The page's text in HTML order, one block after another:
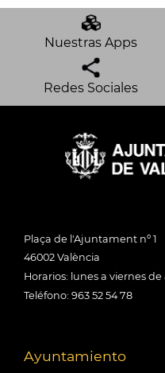
Nuestras Apps
Redes Sociales
Plaça de l'Ajuntament nº 1
46002 València
Horarios: lunes a viernes de
Teléfono: 963 52 54 78
Ayuntamiento